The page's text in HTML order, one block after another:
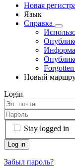
Новая
Язык
Справка
Новый
Login
Stay logged in
Забыл пароль?